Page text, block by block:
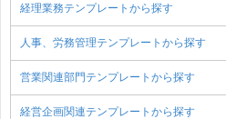
経理業務テンプレートから探す
人事、労務管理テンプレートから探す
営業関連部門テンプレートから探す
経営企画関連テンプレートから探す